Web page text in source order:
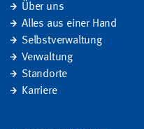
Über uns
Alles aus einer Hand
Selbstverwaltung
Verwaltung
Standorte
Karriere